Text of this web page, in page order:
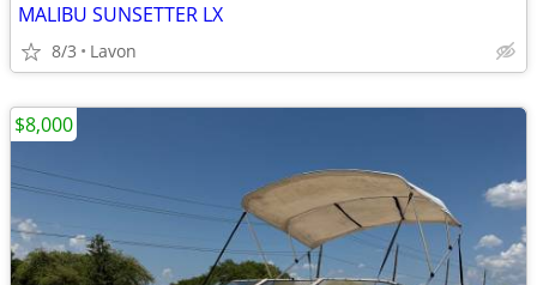
MALIBU SUNSETTER LX
8/3 Lavon
$8,000